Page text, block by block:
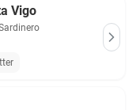
Vigo